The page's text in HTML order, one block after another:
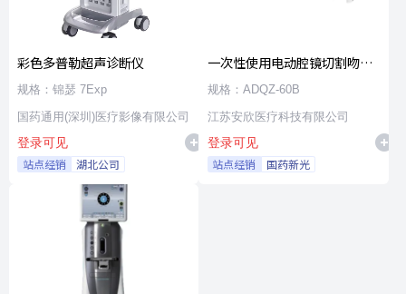
彩色多普勒超声诊断仪
规格：锦瑟 7Exp
国药通用(深圳)医疗影像有限公司
登录可见
站点经销 湖北公司
一次性使用电动腔镜切割吻合
器及组件
规格：ADQZ-60B
江苏安欣医疗科技有限公司
登录可见
站点经销 国药新光